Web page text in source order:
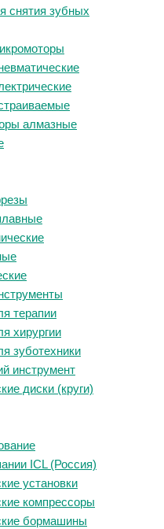
снятия зубных
алмазные
терапии
хирургии
зуботехники
инструмент
диски (круги)
ICL (Россия)
установки
компрессоры
бормашины